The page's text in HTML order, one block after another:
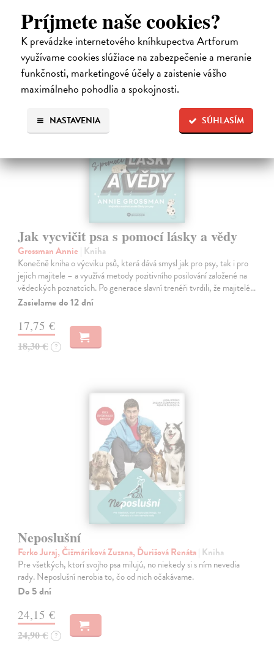
Príjmete naše cookies?
K prevádzke internetového kníhkupectva Artforum
využívame cookies slúžiace na zabezpečenie a meranie
funkčnosti, marketingové účely a zaistenie vášho
maximálneho pohodlia a spokojnosti.
SÚHLASÍM
NASTAVENIA
19,39 €
19,99 € ?
Jak vycvičit psa s pomocí lásky a vědy
Grossman Annie | Kniha
Konečně kniha o výcviku psů, která dává smysl jak pro psy, tak i pro
jejich majitele – a využívá metody pozitivního posilování založené na
vědeckých poznatcích. Po generace slavní trenéři tvrdili, že majitelé…
Zasielame do 12 dní
17,75 €
18,30 € ?
Neposlušní
Ferko Juraj, Čižmáriková Zuzana, Ďurišová Renáta| Kniha
Pre všetkých, ktorí svojho psa milujú, no niekedy si s ním nevedia
rady. Neposlušní nerobia to, čo od nich očakávame.
Do 5 dní
24,15 €
24,90 € ?